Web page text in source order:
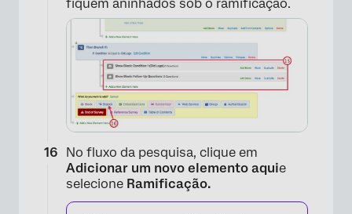
fiquem aninhados sob o ramificação.
No fluxo da pesquisa, clique em
Adicionar um novo elemento aquie
selecione Ramificação.